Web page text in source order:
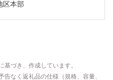
区本部
づき、作成しています。
なく返礼品の仕様（規格、容量、